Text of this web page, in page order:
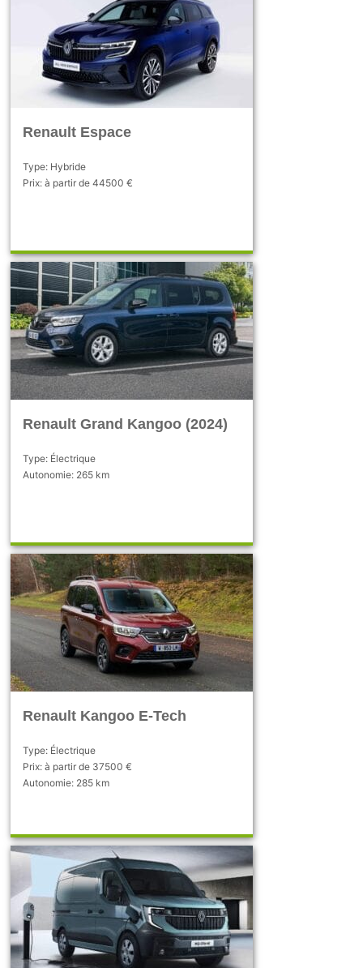
Renault Espace
Type: Hybride
Prix: à partir de 44500 €
Renault Grand Kangoo (2024)
Type: Électrique
Autonomie: 265 km
Renault Kangoo E-Tech
Type: Électrique
Prix: à partir de 37500 €
Autonomie: 285 km